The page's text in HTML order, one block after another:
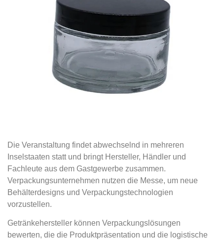
Die Veranstaltung findet abwechselnd in mehreren
Inselstaaten statt und bringt Hersteller, Händler und
Fachleute aus dem Gastgewerbe zusammen.
Verpackungsunternehmen nutzen die Messe, um neue
Behälterdesigns und Verpackungstechnologien
vorzustellen.
Getränkehersteller können Verpackungslösungen
bewerten, die die Produktpräsentation und die logistische